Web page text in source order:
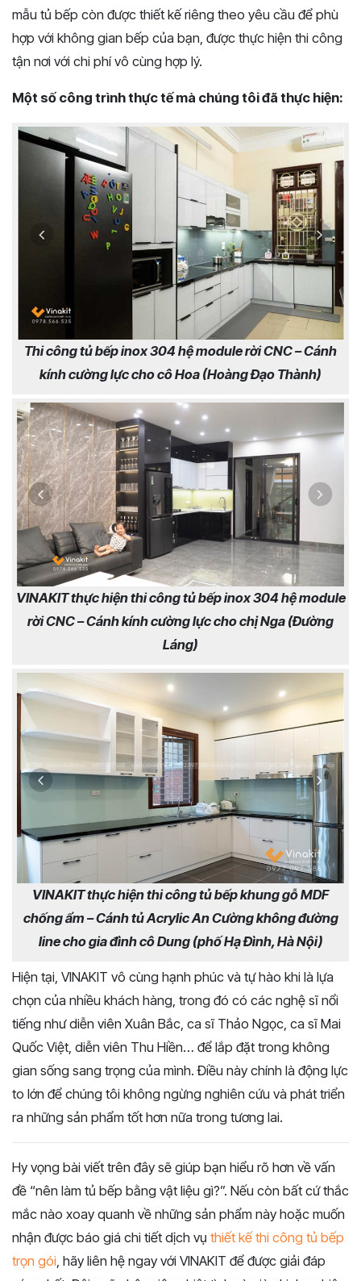
mẫu tủ bếp còn được thiết kế riêng theo yêu cầu để phù
hợp với không gian bếp của bạn, được thực hiện thi công
tận nơi với chi phí vô cùng hợp lý.
Một số công trình thực tế mà chúng tôi đã thực hiện:
Thi công tủ bếp inox 304 hệ module rời CNC – Cánh
kính cường lực cho cô Hoa (Hoàng Đạo Thành)
VINAKIT thực hiện thi công tủ bếp inox 304 hệ module
rời CNC – Cánh kính cường lực cho chị Nga (Đường
Láng)
VINAKIT thực hiện thi công tủ bếp khung gỗ MDF
chống ẩm – Cánh tủ Acrylic An Cường không đường
line cho gia đình cô Dung (phố Hạ Đình, Hà Nội)
Hiện tại, VINAKIT vô cùng hạnh phúc và tự hào khi là lựa
chọn của nhiều khách hàng, trong đó có các nghệ sĩ nổi
tiếng như diễn viên Xuân Bắc, ca sĩ Thảo Ngọc, ca sĩ Mai
Quốc Việt, diễn viên Thu Hiền… để lắp đặt trong không
gian sống sang trọng của mình. Điều này chính là động lực
to lớn để chúng tôi không ngừng nghiên cứu và phát triển
ra những sản phẩm tốt hơn nữa trong tương lai.
Hy vọng bài viết trên đây sẽ giúp bạn hiểu rõ hơn về vấn
đề “nên làm tủ bếp bằng vật liệu gì?”. Nếu còn bất cứ thắc
mắc nào xoay quanh về những sản phẩm này hoặc muốn
nhận được báo giá chi tiết dịch vụ thiết kế thi công tủ bếp
trọn gói, hãy liên hệ ngay với VINAKIT để được giải đáp